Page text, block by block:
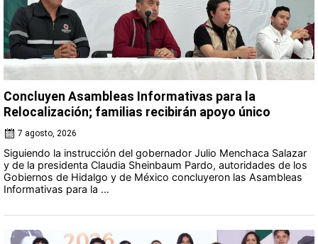
Concluyen Asambleas Informativas para la
Relocalización; familias recibirán apoyo único
7 agosto, 2026
Siguiendo la instrucción del gobernador Julio Menchaca Salazar
y de la presidenta Claudia Sheinbaum Pardo, autoridades de los
Gobiernos de Hidalgo y de México concluyeron las Asambleas
Informativas para la ...